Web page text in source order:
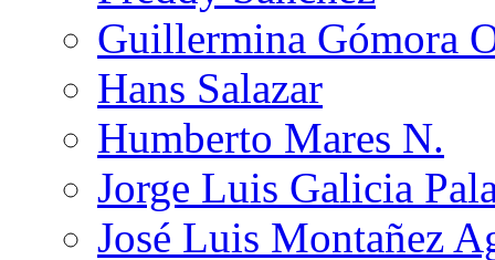
Guillermina Gómora
Hans Salazar
Humberto Mares N.
Jorge Luis Galicia
José Luis Montañez